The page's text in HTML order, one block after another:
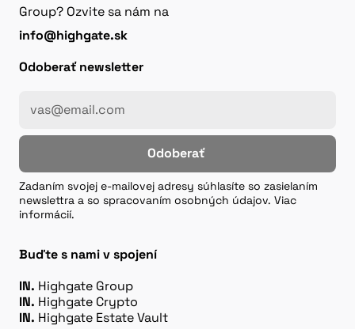
Group? Ozvite sa nám na
info@highgate.sk
Odoberať newsletter
Odoberať
Zadaním svojej e-mailovej adresy súhlasíte so zasielaním
newslettra a so spracovaním osobných údajov. Viac
informácií.
Buďte s nami v spojení
IN. Highgate Group
IN. Highgate Crypto
IN. Highgate Estate Vault